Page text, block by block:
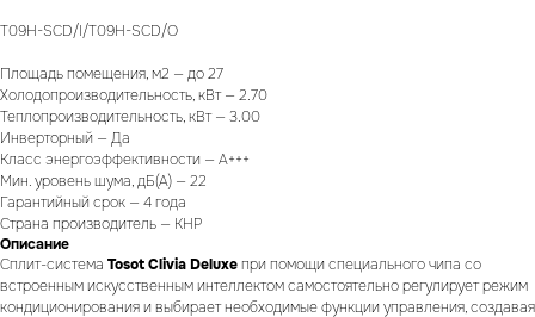
T09H-SCD/I/T09H-SCD/O
Площадь помещения, м2 — до 27
Холодопроизводительность, кВт — 2.70
Теплопроизводительность, кВт — 3.00
Инверторный — Да
Класс энергоэффективности — A+++
Мин. уровень шума, дБ(А) — 22
Гарантийный срок — 4 года
Страна производитель — КНР
Описание
Cплит-система Tosot Clivia Deluxeпри помощи специального чипа со
встроенным искусственным интеллектом самостоятельно регулирует режим
кондиционирования и выбирает необходимые функции управления, создавая